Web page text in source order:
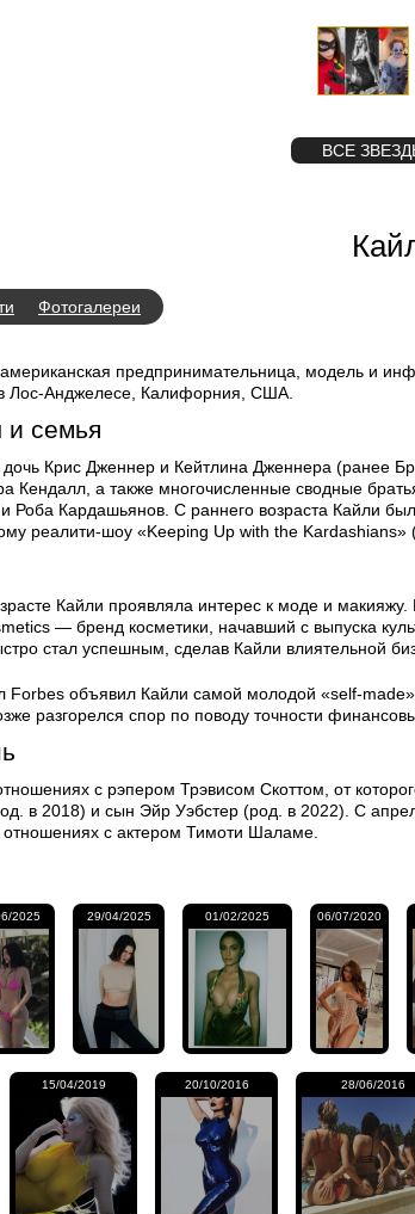
ВСЕ
Фотогалереи
предпринимательница, модель и
в Лос-Анджелесе, Калифорния, США.
и семья
Крис Дженнер и Кейтлина Дженнера (ранее
Кендалл, а также многочисленные сводные
Роба Кардашьянов. С раннего возраста Кайли
реалити-шоу «Keeping Up with the Kardashians»
Кайли проявляла интерес к моде и макияжу.
— бренд косметики, начавший с выпуска
стал успешным, сделав Кайли влиятельной
Forbes объявил Кайли самой молодой «self-
разгорелся спор по поводу точности
с рэпером Трэвисом Скоттом, от
в 2018) и сын Эйр Уэбстер (род. в 2022). С
отношениях с актером Тимоти Шаламе.
2025 29/04/2025 01/02/2025 06/07/2020
15/04/2019 20/10/2016 28/06/2016